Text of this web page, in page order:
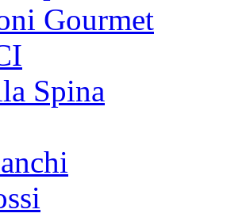
Gourmet
Spina